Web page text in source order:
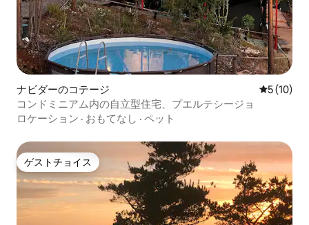
ナビダーのコテージ レビュー
5 (10)
コンドミニアム内の自立型住宅、プエルテシージョ
ロケーション · おもてなし · ペット
ゲストチョイス
ゲストチョイス